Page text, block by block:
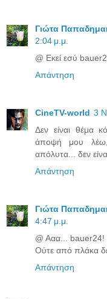
Γιώτα
2:04 μ.μ.
@ Εκεί εσύ
Απάντηση
CineTV-world 3
Δεν είναι θέμα
άποψή μου λέω,
απόλυτα... δεν
Απάντηση
Γιώτα
4:47 μ.μ.
@ Ααα... bauer24!
Ούτε από πλάκα
Απάντηση